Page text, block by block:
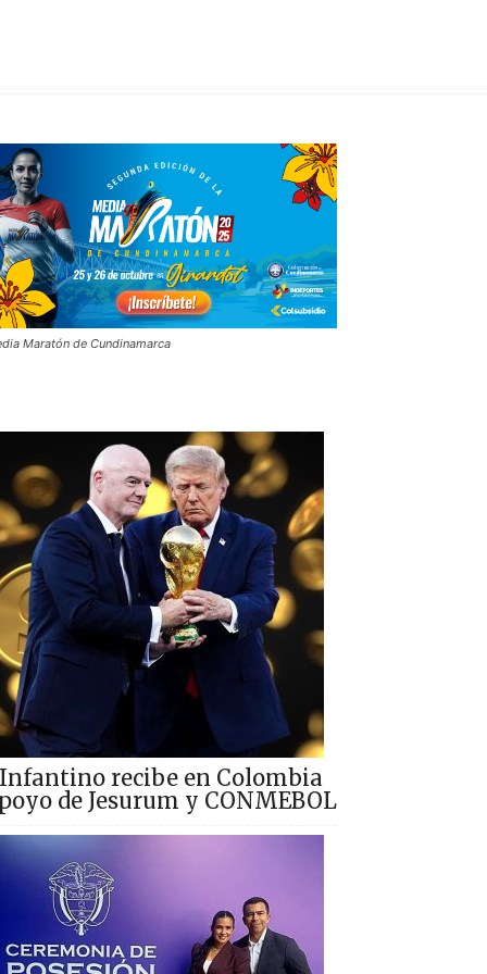
Maratón de Cundinamarca
Infantino recibe en Colombia
de Jesurum y CONMEBOL